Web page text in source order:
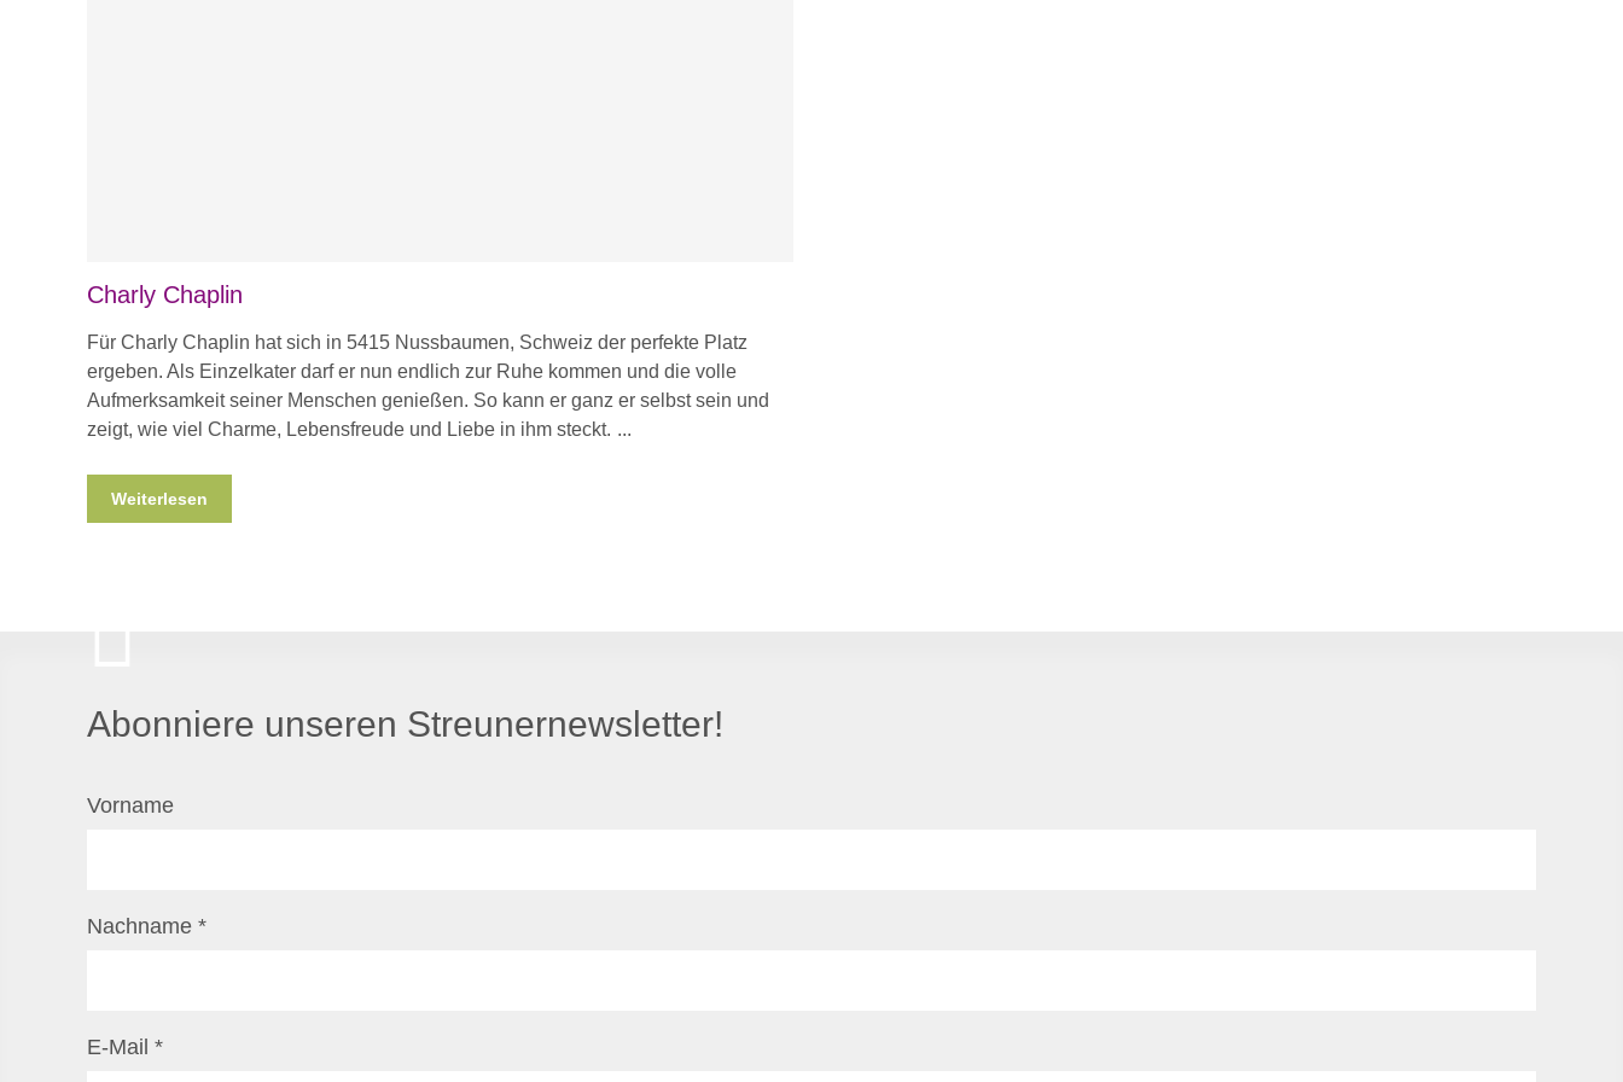
Charly Chaplin
Für Charly Chaplin hat sich in 5415 Nussbaumen, Schweiz der perfekte Platz
ergeben. Als Einzelkater darf er nun endlich zur Ruhe kommen und die volle
Aufmerksamkeit seiner Menschen genießen. So kann er ganz er selbst sein und
zeigt, wie viel Charme, Lebensfreude und Liebe in ihm steckt.
Weiterlesen
Abonniere unseren Streunernewsletter!
Vorname
Nachname *
E-Mail *